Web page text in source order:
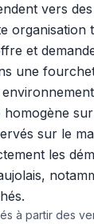
vers
et
une
homogène
sur le
les
à partir des